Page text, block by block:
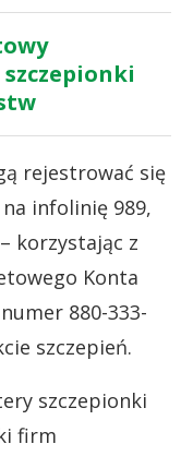
rejestrować się
infolinię 989,
korzystając z
Konta
880-333-
szczepień.
szczepionki
firm